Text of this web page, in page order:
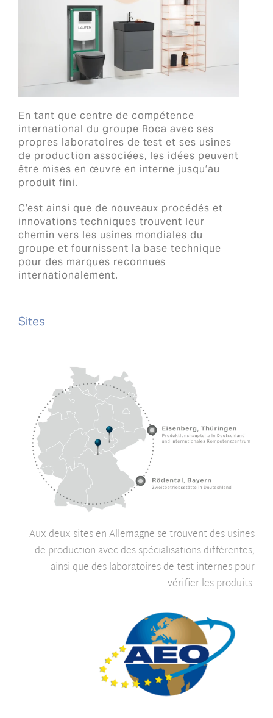
En tant que centre de compétence
international du groupe Roca avec ses
propres laboratoires de test et ses usines
de production associées, les idées peuvent
être mises en œuvre en interne jusqu’au
produit fini.
C’est ainsi que de nouveaux procédés et
innovations techniques trouvent leur
chemin vers les usines mondiales du
groupe et fournissent la base technique
pour des marques reconnues
internationalement.
Sites
Aux deux sites en Allemagne se trouvent des usines
de production avec des spécialisations différentes,
ainsi que des laboratoires de test internes pour
vérifier les produits.